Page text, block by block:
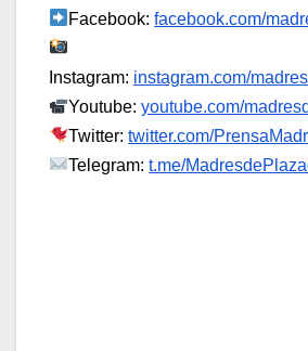
Facebook:facebook.com/
Instagram: instagram.com/
Youtube:youtube.com/
Twitter:twitter.com/
Telegram:t.me/